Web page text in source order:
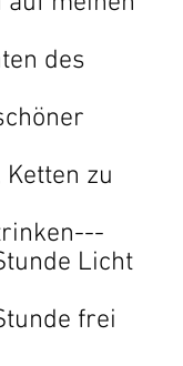
des
zu
Licht
frei